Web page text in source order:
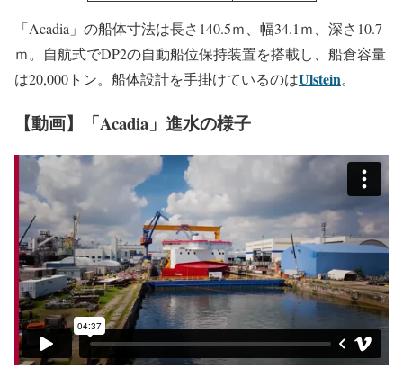
「Acadia」の船体寸法は長さ140.5ｍ、幅34.1ｍ、深さ10.7
ｍ。自航式でDP2の自動船位保持装置を搭載し、船倉容量
は20,000トン。船体設計を手掛けているのはUlstein。
【動画】「Acadia」進水の様子